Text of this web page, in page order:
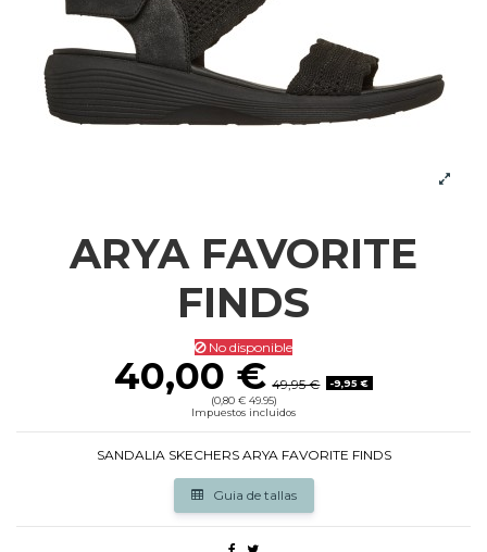
ARYA FAVORITE
FINDS
No disponible
40,00 € 49,95 €
-9,95 €
(0,80 € 49.95)
Impuestos incluidos
SANDALIA SKECHERS ARYA FAVORITE FINDS
Guia de tallas